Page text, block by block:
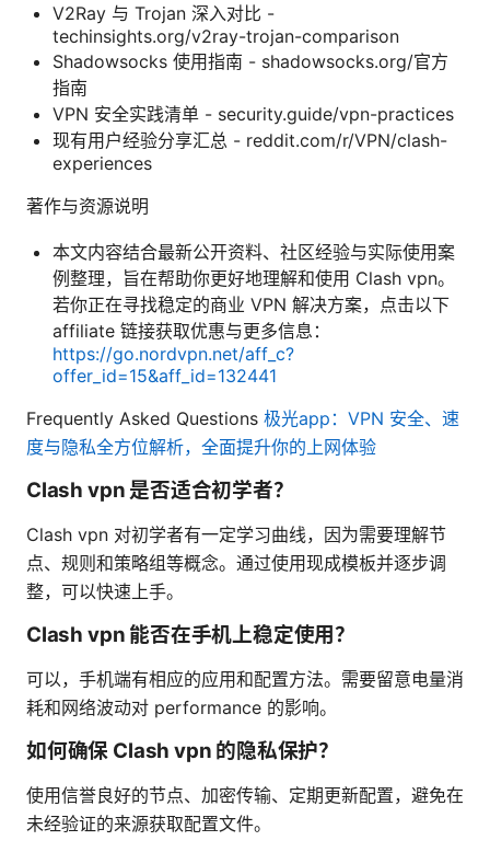
V2Ray 与 Trojan 深入对比 -
techinsights.org/v2ray-trojan-comparison
Shadowsocks 使用指南 - shadowsocks.org/官方
指南
VPN 安全实践清单 - security.guide/vpn-practices
现有用户经验分享汇总 - reddit.com/r/VPN/clash-
experiences
著作与资源说明
本文内容结合最新公开资料、社区经验与实际使用案
例整理，旨在帮助你更好地理解和使用 Clash vpn。
若你正在寻找稳定的商业 VPN 解决方案，点击以下
affiliate 链接获取优惠与更多信息：
https://go.nordvpn.net/aff_c?
offer_id=15&aff_id=132441
Frequently Asked Questions 极光app：VPN 安全、速
度与隐私全方位解析，全面提升你的上网体验
Clash vpn 是否适合初学者？
Clash vpn 对初学者有一定学习曲线，因为需要理解节
点、规则和策略组等概念。通过使用现成模板并逐步调
整，可以快速上手。
Clash vpn 能否在手机上稳定使用？
可以，手机端有相应的应用和配置方法。需要留意电量消
耗和网络波动对 performance 的影响。
如何确保 Clash vpn 的隐私保护？
使用信誉良好的节点、加密传输、定期更新配置，避免在
未经验证的来源获取配置文件。